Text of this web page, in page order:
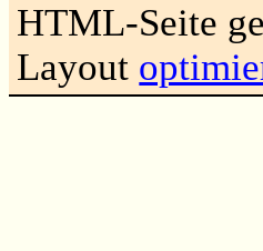
HTML-Seite
Layout